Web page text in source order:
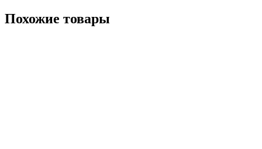
Похожие товары